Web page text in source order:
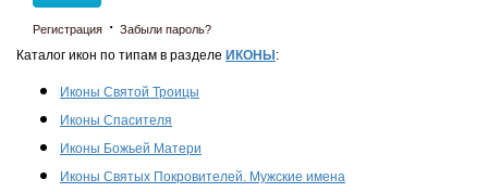
Регистрация · Забыли пароль?
Каталог икон по типам в разделе ИКОНЫ :
Иконы Святой Троицы
Иконы Спасителя
Иконы Божьей Матери
Иконы Святых Покровителей. Мужские имена